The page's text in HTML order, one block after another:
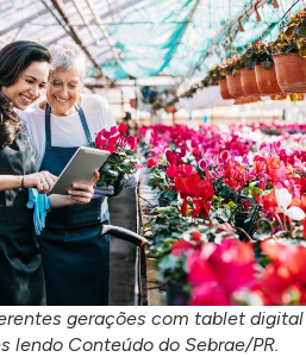
gerações com tablet digital
lendo Conteúdo do Sebrae/PR.